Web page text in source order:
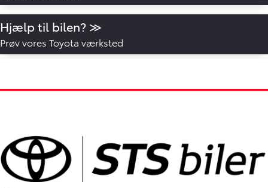
Hjælp til bilen? ≫
Prøv vores Toyota værksted